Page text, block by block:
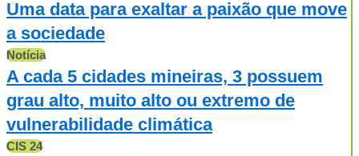
Uma data para exaltar a paixão que move
a sociedade
Notícia
A cada 5 cidades mineiras, 3 possuem
grau alto, muito alto ou extremo de
vulnerabilidade climática
CIS 24